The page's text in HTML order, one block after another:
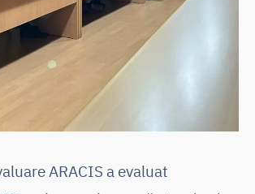
ARACIS a evaluat